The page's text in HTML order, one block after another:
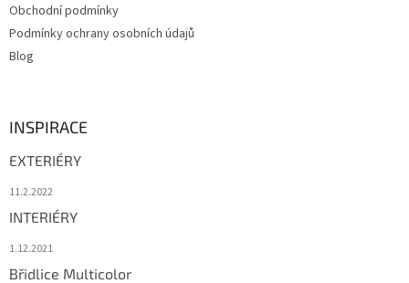
Obchodní podmínky
Podmínky ochrany osobních údajů
Blog
INSPIRACE
EXTERIÉRY
11.2.2022
INTERIÉRY
1.12.2021
Břidlice Multicolor